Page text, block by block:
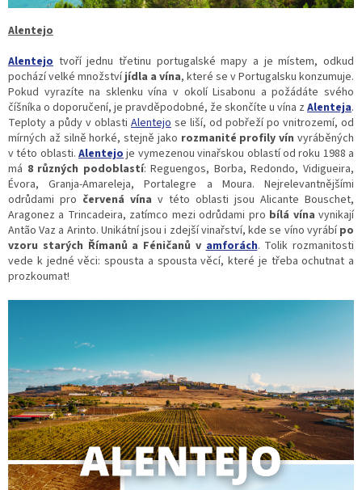
Alentejo
Alentejo tvoří jednu třetinu portugalské mapy a je místem, odkud
pochází velké množstvíjídla a vína, které se v Portugalsku konzumuje.
Pokud vyrazíte na sklenku vína v okolí Lisabonu a požádáte svého
číšníka o doporučení, je pravděpodobné, že skončíte u vína z Alenteja.
Teploty a půdy v oblasti Alentejo se liší, od pobřeží po vnitrozemí, od
mírných až silně horké, stejně jako rozmanité profily vín vyráběných
v této oblasti.Alentejo je vymezenou vinařskou oblastí od roku 1988 a
má 8 různých podoblastí: Reguengos, Borba, Redondo, Vidigueira,
Évora, Granja-Amareleja, Portalegre a Moura. Nejrelevantnějšími
odrůdami pro červená vína v této oblasti jsou Alicante Bouschet,
Aragonez a Trincadeira, zatímco mezi odrůdami pro bílá vína vynikají
Antão Vaz a Arinto. Unikátní jsou i zdejší vinařství, kde se víno vyrábípo
vzoru starých Římanů a Féničanů v amforách. Tolik rozmanitosti
vede k jedné věci: spousta a spousta věcí, které je třeba ochutnat a
prozkoumat!